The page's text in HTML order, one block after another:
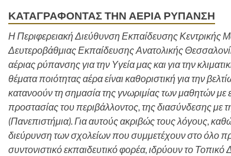
ΚΑΤΑΓΡΆΦΟΝΤΑΣ ΤΗΝ ΑΈΡΙΑ ΡΎΠΑΝΣΗ
Η Περιφερειακή Διεύθυνση Εκπαίδευσης Κεντρικής
Δευτεροβάθμιας Εκπαίδευσης Ανατολικής
αέριας ρύπανσης για την Υγεία μας και για την
θέματα ποιότητας αέρα είναι καθοριστική για την
κατανοούν τη σημασία της γνωριμίας των μαθητών με
προστασίας του περιβάλλοντος, της διασύνδεσης με
(Πανεπιστήμια). Για αυτούς ακριβώς τους λόγους,
διεύρυνση των σχολείων που συμμετέχουν στο όλο
συντονιστικό εκπαιδευτικό φορέα, ιδρύουν το